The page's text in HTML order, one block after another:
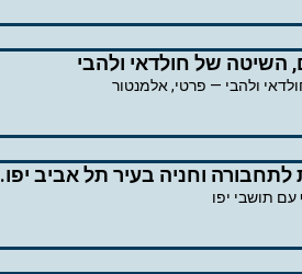
השיטה של חולדאי ולהבי
ולהבי — פרטי, אלמנטור
וחניה בעיר תל אביב יפו.
תושבי יפו